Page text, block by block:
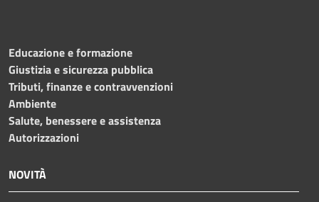
Educazione e formazione
Giustizia e sicurezza pubblica
Tributi, finanze e contravvenzioni
Ambiente
Salute, benessere e assistenza
Autorizzazioni
NOVITÀ